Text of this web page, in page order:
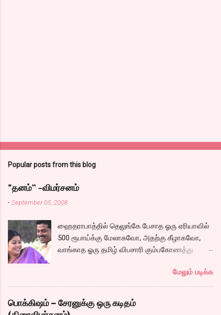
Popular posts from this blog
"தனம்” -விமர்சனம்
-September 05, 2008
ஹைதராபாத்தில் தெலுங்கே பேசாத ஓரு ஏரியாவில்
500 ரூபாய்க்கு மேலாகவோ, அதற்கு கீழாகவோ,
வாங்காத ஓரு தமிழ் விபசாரி கும்பகோணத்து
வாழ்கைபடுகிறாள். அவளுடய வாழ்கை எப்படி
அமைந்தது? என்ற ஓரு நல்ல லைனை , சங்கீதா
தன்னுடய இடுப்பை சுழற்றி, சுழற்றி நடப்பதை போல்
சும்மா, சுத்தி, சுத்தி குழப்பி, நம்பமுடியாத
மேலும் படிக்க
பொக்கிஷம் – சேரனுக்கு ஒரு கடிதம்